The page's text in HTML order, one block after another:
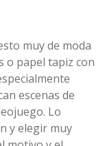
muy de moda
o papel tapiz con
escenas de
Lo
y elegir muy